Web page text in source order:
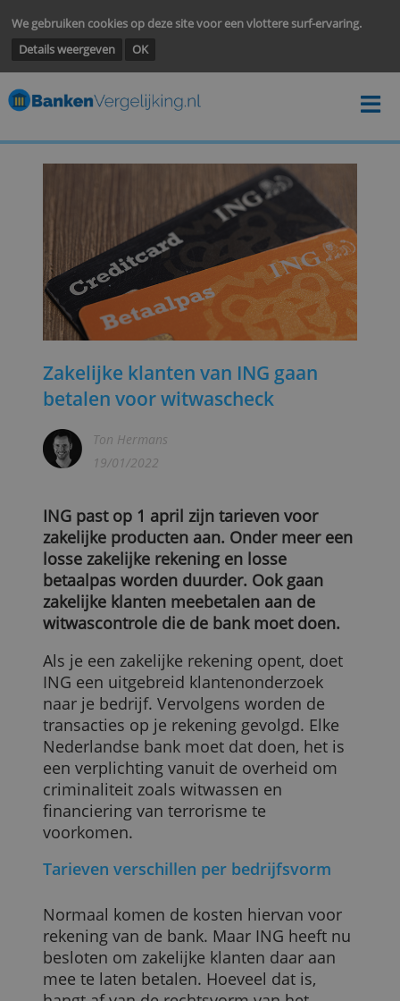
We gebruiken cookies op deze site voor een vlottere surf-
Details weergeven
Zakelijke klanten van ING gaan
betalen voor witwascheck
19/01/2022
ING past op 1 april zijn tarieven voor
zakelijke producten aan. Onder meer een
losse zakelijke rekening en losse
betaalpas worden duurder. Ook gaan
zakelijke klanten meebetalen aan de
witwascontrole die de bank moet doen.
Als je een zakelijke rekening opent, doet
ING een uitgebreid klantenonderzoek
naar je bedrijf. Vervolgens worden de
transacties op je rekening gevolgd. Elke
een verplichting vanuit de overheid om
financiering van terrorisme te
voorkomen.
Tarieven verschillen per bedrijfsvorm